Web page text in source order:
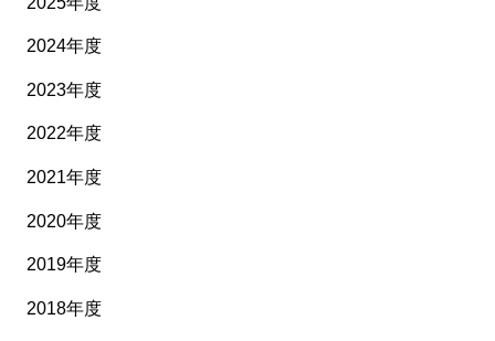
2024年度
2023年度
2022年度
2021年度
2020年度
2019年度
2018年度